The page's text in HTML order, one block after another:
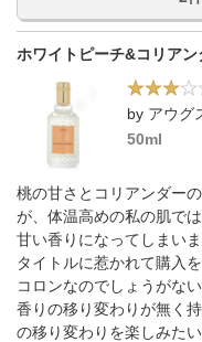
ホワイトピーチ&コリア
by アウグ
50ml
桃の甘さとコリアンダー
が、体温高めの私の肌で
甘い香りになってしまいま
タイトルに惹かれて購入
コロンなのでしょうがな
香りの移り変わりが無く
の移り変わりを楽しみた